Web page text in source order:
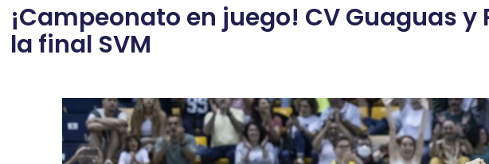
¡Campeonato en juego! CV Guaguas
la final SVM